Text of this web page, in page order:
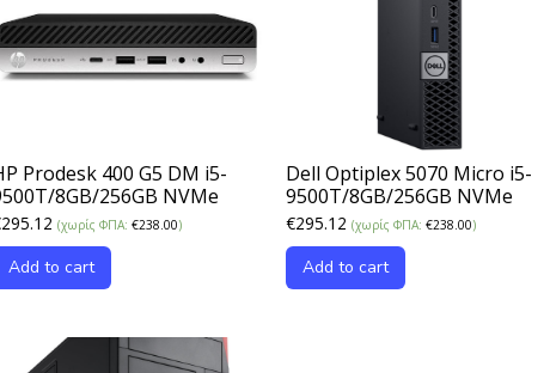
Prodesk 400 G5 DM i5-
8GB/256GB NVMe
295.12 (χωρίς ΦΠΑ: €238.00)
Add to cart
Dell Optiplex 5070 Micro i5-
9500T/8GB/256GB NVMe
€295.12 (χωρίς ΦΠΑ: €238.00)
Add to cart